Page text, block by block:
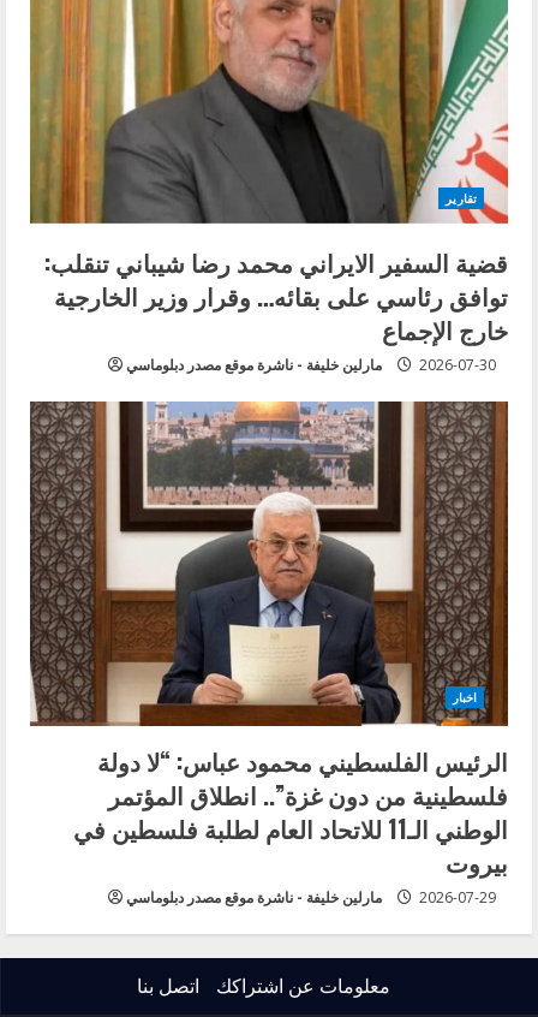
تقارير
قضية السفير الايراني محمد رضا شيباني تنقلب:
توافق رئاسي على بقائه… وقرار وزير الخارجية
خارج الإجماع
مارلين خليفة - ناشرة موقع مصدر دبلوماسي 2026-07-30
اخبار
الرئيس الفلسطيني محمود عباس: “لا دولة
فلسطينية من دون غزة”.. انطلاق المؤتمر
الوطني الـ11 للاتحاد العام لطلبة فلسطين في
بيروت
مارلين خليفة - ناشرة موقع مصدر دبلوماسي 2026-07-29
معلومات عن اشتراكك اتصل بنا